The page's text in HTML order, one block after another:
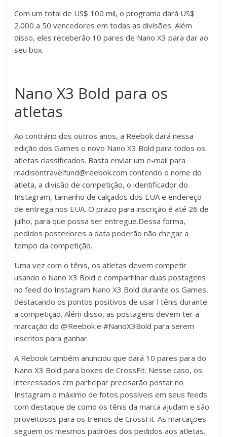
Com um total de US$ 100 mil, o programa dará US$
2.000 a 50 vencedores em todas as divisões. Além
disso, eles receberão 10 pares de Nano X3 para dar ao
seu box.
Nano X3 Bold para os
atletas
Ao contrário dos outros anos, a Reebok dará nessa
edição dos Games o novo Nano X3 Bold para todos os
atletas classificados. Basta enviar um e-mail para
madisontravelfund@reebok.com contendo o nome do
atleta, a divisão de competição, o identificador do
Instagram, tamanho de calçados dos EUA e endereço
de entrega nos EUA. O prazo para inscrição é até 26 de
julho, para que possa ser entregue.Dessa forma,
pedidos posteriores a data poderão não chegar a
tempo da competição.
Uma vez com o tênis, os atletas devem competir
usando o Nano X3 Bold e compartilhar duas postagens
no feed do Instagram Nano X3 Bold durante os Games,
destacando os pontos positivos de usar l tênis durante
a competição. Além disso, as postagens devem ter a
marcação do @Reebok e #NanoX3Bold para serem
inscritos para ganhar.
A Rebook também anunciou que dará 10 pares para do
Nano X3 Bold para boxes de CrossFit. Nesse caso, os
interessados em participar precisarão postar no
Instagram o máximo de fotos possíveis em seus feeds
com destaque de como os tênis da marca ajudam e são
proveitosos para os treinos de CrossFit. As marcações
seguem os mesmos padrões dos pedidos aos atletas.